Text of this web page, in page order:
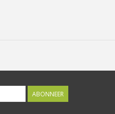
ABONNEER